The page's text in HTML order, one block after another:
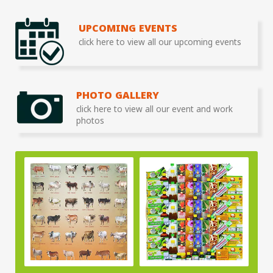
UPCOMING EVENTS
click here to view all our upcoming events
PHOTO GALLERY
click here to view all our event and work
photos